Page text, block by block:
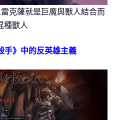
克薩就是巨魔與獸人結合而
種獸人
手》中的反英雄主義